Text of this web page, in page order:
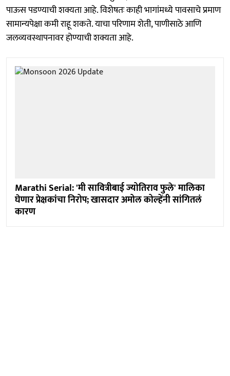
पाऊस पडण्याची शक्यता आहे. विशेषतः काही भागांमध्ये पावसाचे प्रमाण
सामान्यपेक्षा कमी राहू शकते. याचा परिणाम शेती, पाणीसाठे आणि
जलव्यवस्थापनावर होण्याची शक्यता आहे.
Marathi Serial: 'मी सावित्रीबाई ज्योतिराव फुले' मालिका
घेणार प्रेक्षकांचा निरोप; खासदार अमोल कोल्हेंनी सांगितलं
कारण